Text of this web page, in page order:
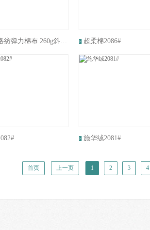
12支赛络纺弹力棉布 260g斜纹梭织布料 春夏时装外套女裤 超柔棉2086#
施华绒2081#
首页 上一页 1 2 3 4